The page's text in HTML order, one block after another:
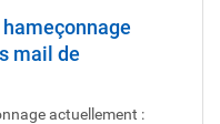
mail de
actuellement :